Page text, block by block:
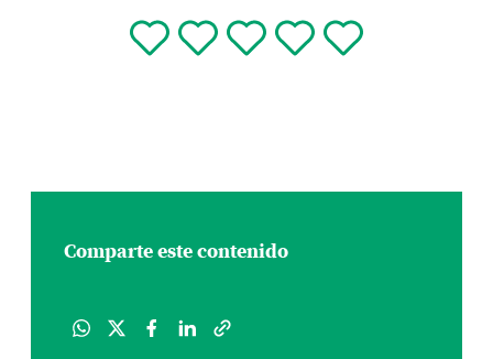
Comparte este contenido